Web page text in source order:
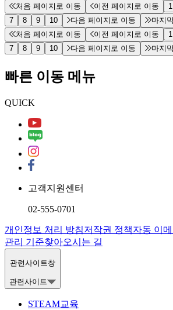
처음 페이지로 이동 이전 페이지로 이동 1
7
8 9 10 다음 페이지로 이동
마지
처음 페이지로 이동
이전 페이지로 이동 1
7
8 9 10 다음 페이지로 이동 마지
빠른 이동 메뉴
QUICK
고객지원센터
02-555-0701
개인정보 처리 방침저작권 정책자동 이
관리 기준찾아오시는 길
관련사이트창
관련사이트
STEAM교육